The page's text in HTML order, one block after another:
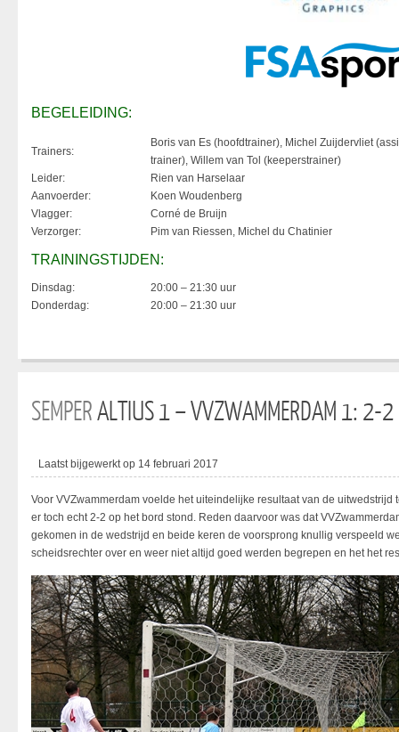
BEGELEIDING:
Trainers:
Boris van Es (hoofdtrainer), Michel Zuijdervliet
trainer), Willem van Tol (keeperstrainer)
Leider:
Rien van Harselaar
Aanvoerder:
Koen Woudenberg
Vlagger:
Corné de Bruijn
Verzorger:
Pim van Riessen, Michel du Chatinier
TRAININGSTIJDEN:
Dinsdag:
20:00 – 21:30 uur
Donderdag:
20:00 – 21:30 uur
SEMPERALTIUS 1 – VVZWAMMERDAM 1: 2-2
Laatst bijgewerkt op 14 februari 2017
Voor VVZwammerdam voelde het uiteindelijke resultaat van de
er toch echt 2-2 op het bord stond. Reden daarvoor was dat
gekomen in de wedstrijd en beide keren de voorsprong knullig verspeeld
scheidsrechter over en weer niet altijd goed werden begrepen en het het